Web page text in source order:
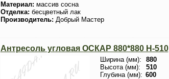
Материал: массив сосна
Отделка: бесцветный лак
Производитель: Добрый Мастер
Антресоль угловая ОСКАР 880*880 Н-510
Ширина (мм):
880
Высота (мм):
510
Глубина (мм): 600